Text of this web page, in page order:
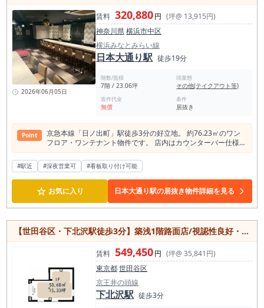
2026年06月05日
賃料 320,880円 (坪@ 13,915円)
神奈川県横浜市中区
横浜みなとみらい線
日本大通り駅 徒歩19分
階数/面積
7階 / 23.06坪
現業態
その他(テイクアウト等)
造作代金
無償
条件
居抜き
Point
京急本線「日ノ出町」駅徒歩3分の好立地。 約76.23㎡のワン
フロア・ワンテナント物件です。 店内はカウンターバー仕様の
居抜きとなっており、エアコン、冷蔵庫、製氷機などの設備も
残置物として利用可能なため、初期費用を抑えたスピーディー
な開業が期待できます。 24時間利用可能で、飲食店の出店に
も対応。 トイレ2ヶ所や収納スペース、動力設備も備えてお
り、多様な業態に対応できる使い勝手の良い空間です。 関内駅
や伊勢佐木長者町駅も徒歩圏内で、集客力の高いエリアが魅
力。 バーやダイニングバー、ラウンジなどの出店をご検討の方
におすすめの物件です。
#駅近 #深夜営業可 #看板取り付け可能
☆ お気に入り 日本大通り駅の居抜き物件詳細を見る
【世田谷区・下北沢駅徒歩3分】築浅1階路面店/視認性良好・即入居可/若者で賑わう下北沢エリア/飲食店可
賃料 549,450円 (坪@ 35,841円)
東京都世田谷区
京王井の頭線
下北沢駅 徒歩3分